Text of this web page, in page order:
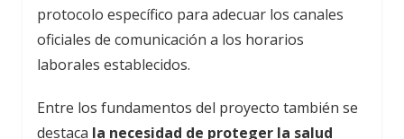
protocolo específico para adecuar los canales
oficiales de comunicación a los horarios
laborales establecidos.
Entre los fundamentos del proyecto también se
destaca la necesidad de proteger la salud